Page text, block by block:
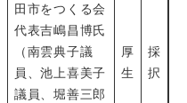
田市をつくる会
代表吉嶋昌博氏
（南雲典子議
員、池上喜美子
議員、堀善三郎
厚
生
採
択